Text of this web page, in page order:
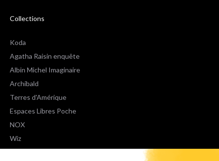
Collections
Koda
Agatha Raisin enquête
Albin Michel Imaginaire
Archibald
Terres d'Amérique
Espaces Libres Poche
NOX
Wiz